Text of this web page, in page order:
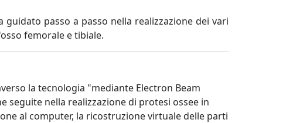
passo a passo nella realizzazione dei vari
femorale e tibiale.
la tecnologia "mediante Electron Beam
seguite nella realizzazione di protesi ossee in
al computer, la ricostruzione virtuale delle parti